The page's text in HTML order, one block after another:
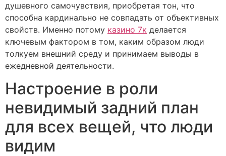
душевного самочувствия, приобретая тон, что
способна кардинально не совпадать от объективных
свойств. Именно потому казино 7к делается
ключевым фактором в том, каким образом люди
толкуем внешний среду и принимаем выводы в
ежедневной деятельности.
Настроение в роли
невидимый задний план
для всех вещей, что люди
видим